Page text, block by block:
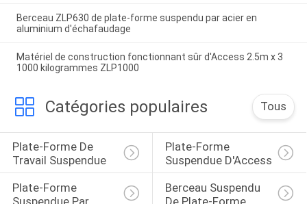
Berceau ZLP630 de plate-forme suspendu par acier en
aluminium d'échafaudage
Matériel de construction fonctionnant sûr d'Access 2.5m x 3
1000 kilogrammes ZLP1000
Catégories populaires Tous
Plate-Forme De
Travail Suspendue
Plate-Forme
Suspendue D'Access
Plate-Forme
Suspendue Par
Berceau Suspendu
De Plate-Forme